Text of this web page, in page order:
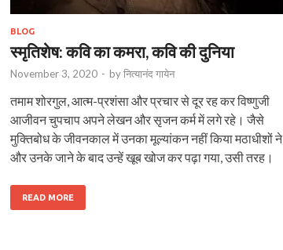
BLOG
स्मृतिशेष: कवि का कमरा, कवि की दुनिया
November 3, 2020 - byनित्यानंद गायेन
तमाम शोरगुल, आत्म-प्रशंसा और प्रचार से दूर रह कर विष्णुजी
आजीवन चुपचाप अपने लेखन और सृजन कर्म में लगे रहे। जैसे
मुक्तिबोध के जीवनकाल में उनका मूल्यांकन नहीं किया मठाधीशों ने
और उनके जाने के बाद उन्हें खूब खोज कर पढ़ा गया, उसी तरह।
READ MORE